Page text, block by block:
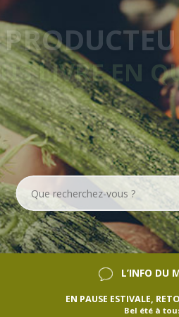
SANS
L’INFO DU
EN PAUSE ESTIVALE,
Bel été à